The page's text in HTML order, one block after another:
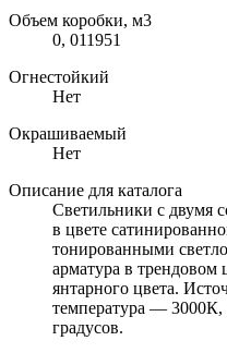
Объем коробки, м3
0, 011951
Огнестойкий
Нет
Окрашиваемый
Нет
Описание для каталога
Светильники с двумя
в цвете
тонированными
арматура в
янтарного цвета.
температура — 3000К,
градусов.